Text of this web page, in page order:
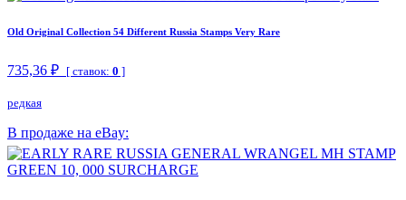
Old Original Collection 54 Different Russia Stamps Very Rare
735,36 ₽ [ ставок: 0 ]
редкая
В продаже на eBay: